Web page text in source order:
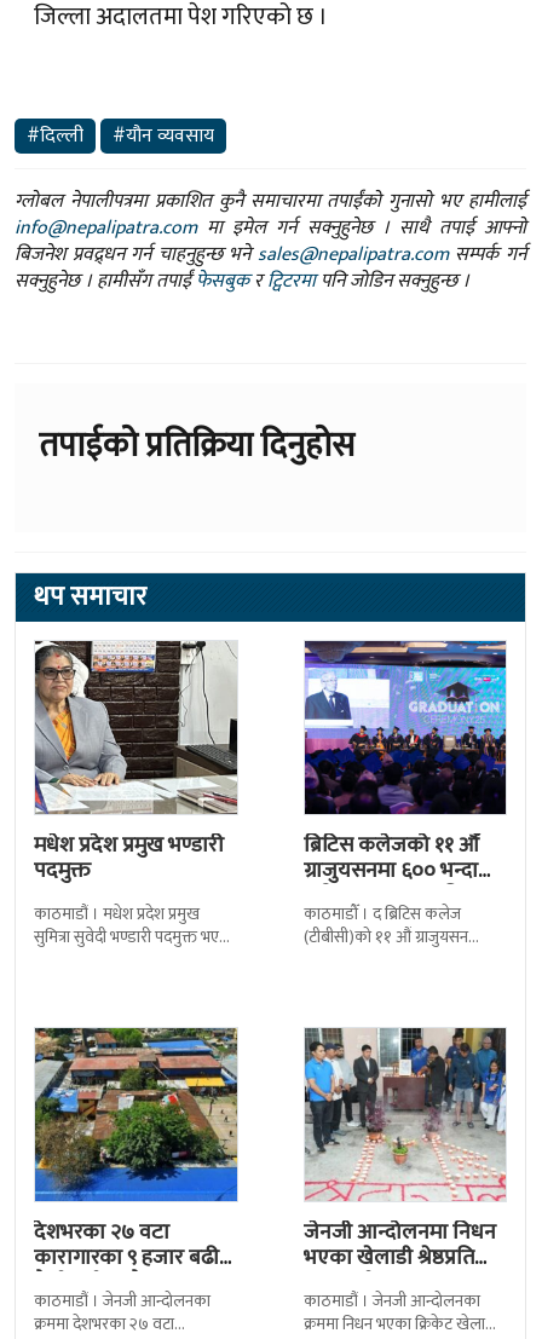
जिल्ला अदालतमा पेश गरिएको छ ।
#दिल्ली
#यौन व्यवसाय
ग्लोबल नेपालीपत्रमा प्रकाशित कुनै समाचारमा तपाईंको गुनासो भए हामीलाई
info@nepalipatra.comमा इमेल गर्न सक्नुहुनेछ । साथै तपाई आफ्नो
बिजनेश प्रवद्र्धन गर्न चाहनुहुन्छ भनेsales@nepalipatra.comसम्पर्क गर्न
सक्नुहुनेछ । हामीसँग तपाईंफेसबुकरट्विटरमापनि जोडिन सक्नुहुन्छ ।
तपाईको प्रतिक्रिया दिनुहोस
थप समाचार
मधेश प्रदेश प्रमुख भण्डारी
पदमुक्त
काठमाडौं । मधेश प्रदेश प्रमुख
सुमित्रा सुवेदी भण्डारी पदमुक्त भएकी
ब्रिटिस कलेजको ११ औँ
ग्राजुयसनमा ६०० भन्दा
बढी ग्राजुयट सम्मानित
काठमाडौँ । द ब्रिटिस कलेज
(टीबीसी)को ११ औं ग्राजुयसन
देशभरका २७ वटा
कारागारका ९ हजार बढी
कैदीबन्दी अझै फरार
काठमाडौं । जेनजी आन्दोलनका
क्रममा देशभरका २७ वटा
जेनजी आन्दोलनमा निधन
भएका खेलाडी श्रेष्ठप्रति
श्रद्धाञ्जली
काठमाडौं । जेनजी आन्दोलनका
क्रममा निधन भएका क्रिकेट खेलाडी